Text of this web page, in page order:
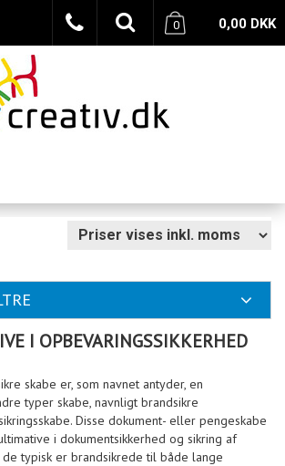
0,00 DKK
0
I OPBEVARINGSSIKKERHED
skabe er, som navnet antyder, en
typer skabe, navnligt brandsikre
Disse dokument- eller pengeskabe
i dokumentsikkerhed og sikring af
typisk er brandsikrede til både lange